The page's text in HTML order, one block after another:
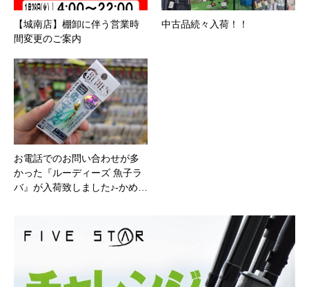
【城南店】棚卸に伴う営業時
間変更のご案内
中古品続々入荷！！
お電話でのお問い合わせが多
かった『ルーディーズ 魚子ラ
バ』が入荷致しました♪-かめ…